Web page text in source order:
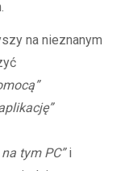
na nieznanym
tym PC”i